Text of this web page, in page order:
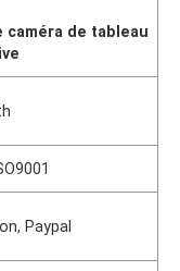
de tableau
Paypal